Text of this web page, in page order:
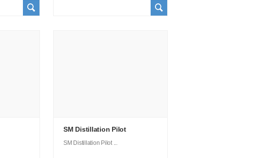
SM Distillation Pilot
SM Distillation Pilot ...